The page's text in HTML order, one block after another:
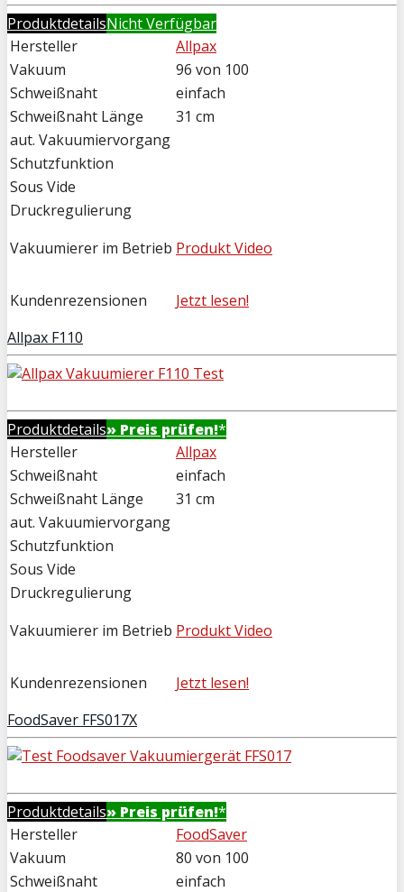
ProduktdetailsNicht Verfügbar
Hersteller
Allpax
Vakuum
96 von 100
Schweißnaht
einfach
Schweißnaht Länge
31 cm
aut. Vakuumiervorgang
Schutzfunktion
Sous Vide
Druckregulierung
Vakuumierer im Betrieb Produkt Video
Kundenrezensionen
Jetzt lesen!
Allpax F110
Produktdetails» Preis prüfen!*
Hersteller
Allpax
Schweißnaht
einfach
Schweißnaht Länge
31 cm
aut. Vakuumiervorgang
Schutzfunktion
Sous Vide
Druckregulierung
Vakuumierer im Betrieb Produkt Video
Kundenrezensionen
Jetzt lesen!
FoodSaver FFS017X
Produktdetails» Preis prüfen!*
Hersteller
FoodSaver
Vakuum
80 von 100
Schweißnaht
einfach